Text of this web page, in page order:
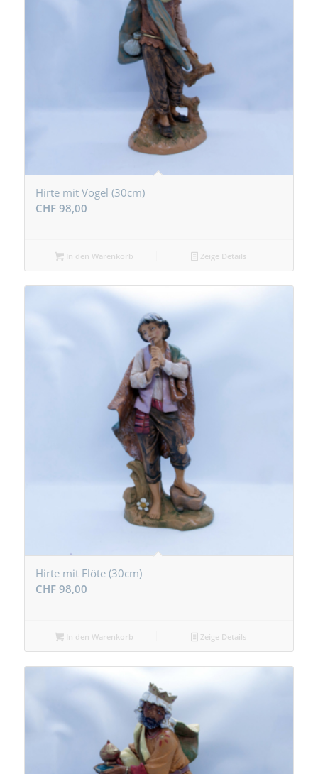
Hirte mit Vogel (30cm)
CHF98,00
In den Warenkorb Zeige Details
Hirte mit Flöte (30cm)
CHF98,00
In den Warenkorb Zeige Details